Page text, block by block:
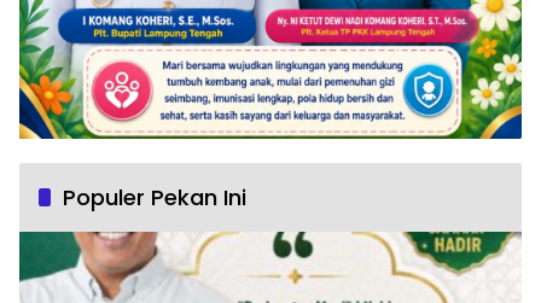
Populer Pekan Ini